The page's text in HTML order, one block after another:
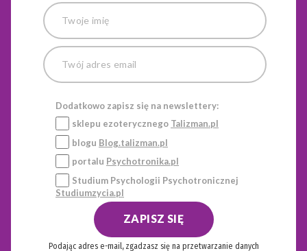
Dodatkowo zapisz się na newslettery:
sklepu ezoterycznego Talizman.pl
blogu Blog.talizman.pl
portalu Psychotronika.pl
Studium Psychologii Psychotronicznej
Studiumzycia.pl
ZAPISZ SIĘ
Podając adres e-mail, zgadzasz się na przetwarzanie danych